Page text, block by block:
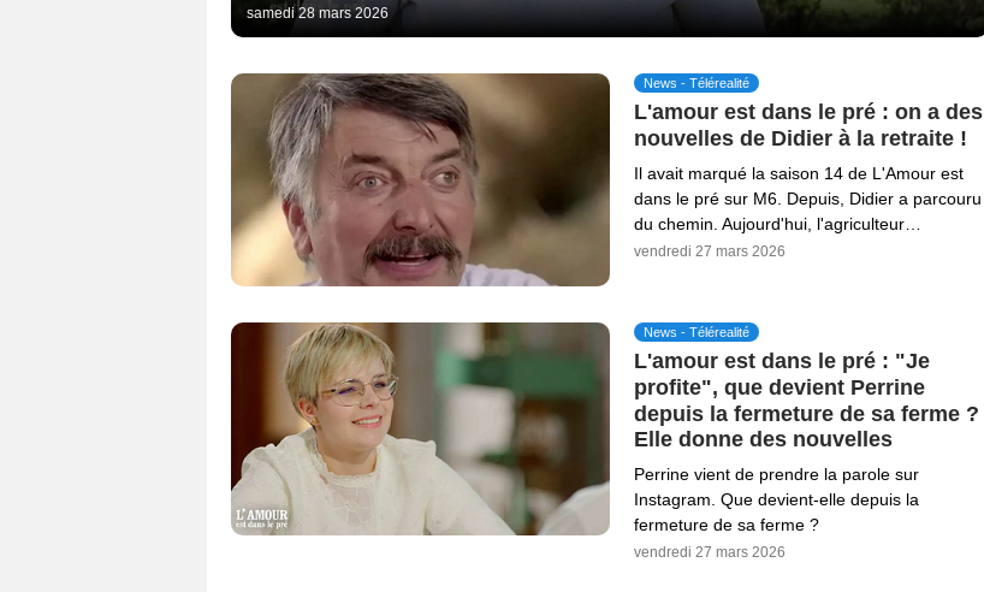
samedi 28 mars 2026
News - Télérealité
L'amour est dans le pré : on a des
nouvelles de Didier à la retraite !
Il avait marqué la saison 14 de L'Amour est
dans le pré sur M6. Depuis, Didier a parcouru
du chemin. Aujourd'hui, l'agriculteur…
vendredi 27 mars 2026
News - Télérealité
L'amour est dans le pré : "Je
profite", que devient Perrine
depuis la fermeture de sa ferme ?
Elle donne des nouvelles
Perrine vient de prendre la parole sur
Instagram. Que devient-elle depuis la
fermeture de sa ferme ?
vendredi 27 mars 2026